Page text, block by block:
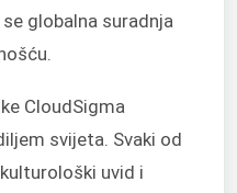
globalna suradnja
CloudSigma
svijeta. Svaki od
uvid i